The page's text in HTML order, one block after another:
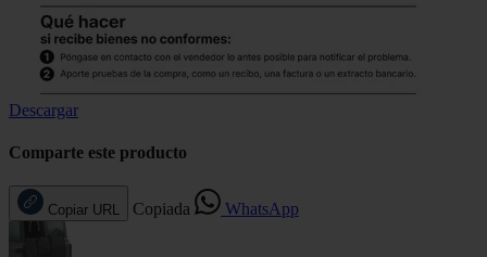
Descargar
Comparte este producto
Copiar URL Copiada WhatsApp